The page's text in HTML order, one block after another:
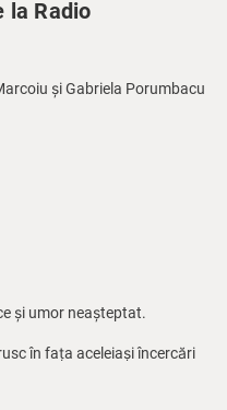
la Radio
și Gabriela Porumbacu
și umor neașteptat.
în fața aceleiași încercări